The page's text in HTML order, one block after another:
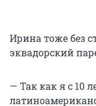
Ирина тоже без
эквадорский
— Так как я с 10